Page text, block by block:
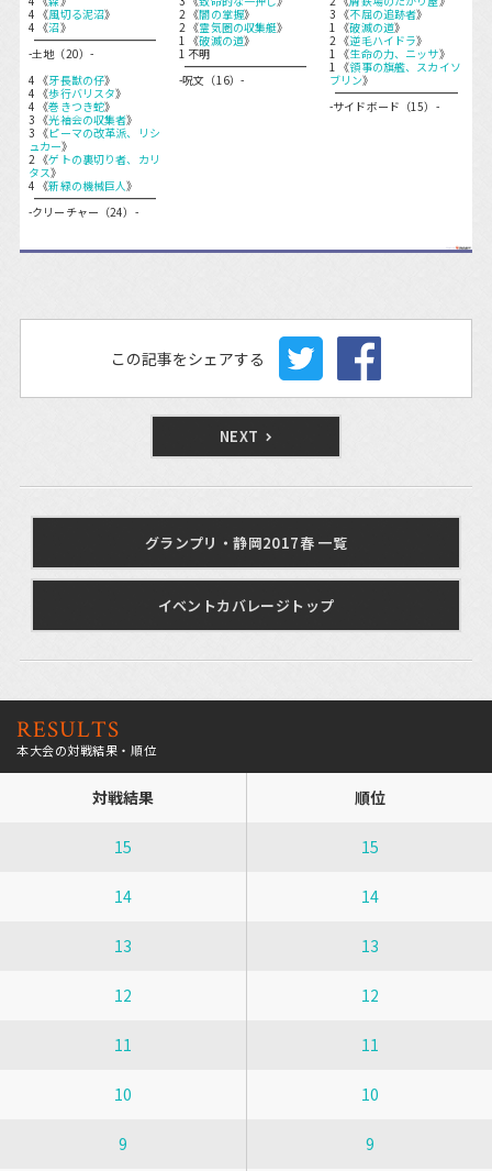
4 《風切る泥沼》
4 《沼》
-土地（20）-
4 《牙長獣の仔》
4 《歩行バリスタ》
4 《巻きつき蛇》
3 《光袖会の収集者》
3 《ピーマの改革派、リシ
ュカー》
2 《ゲトの裏切り者、カリ
タス》
4 《新緑の機械巨人》
-クリーチャー（24）-
2 《闇の掌握》
2 《霊気圏の収集艇》
1 《破滅の道》
1 不明
-呪文（16）-
3 《不屈の追跡者》
1 《破滅の道》
2 《逆毛ハイドラ》
1 《生命の力、ニッサ》
1 《領事の旗艦、スカイソ
ブリン》
-サイドボード（15）-
この記事をシェアする
NEXT
グランプリ・静岡2017春 一覧
イベントカバレージトップ
RESULTS
本大会の対戦結果・順位
対戦結果 順位
15 15
14 14
13 13
12 12
11 11
10 10
9 9